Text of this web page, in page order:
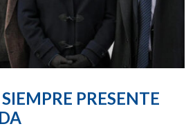
PRESENTE